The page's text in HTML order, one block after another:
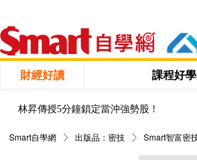
財經好讀 課程好學
林昇傳授5分鐘鎖定當沖強勢股！
Smart自學網 出版品：密技 Smart智富密